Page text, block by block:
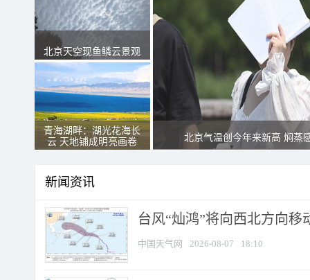
北京天空现鱼鳞云景观
青海湖畔：湖光花海长
云 天地铺成明亮画卷
北京气温创今年来新高 焖蒸
新闻资讯
台风“灿鸿”将向西北方向移
中国天气网 2026-08-07 18:10